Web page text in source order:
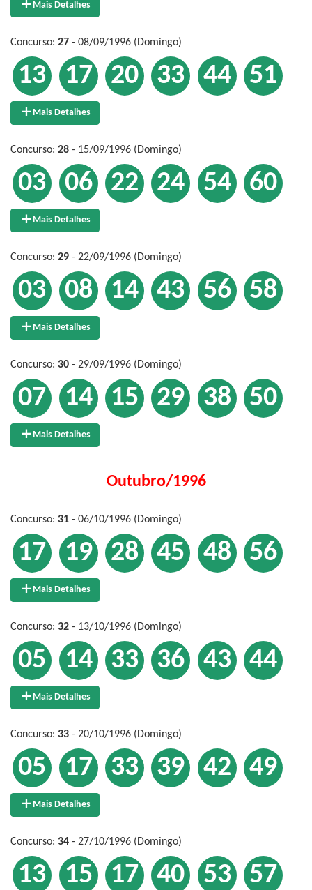
Mais Detalhes
Concurso: 27 - 08/09/1996 (Domingo)
13 17 20 33 44 51
Mais Detalhes
Concurso: 28 - 15/09/1996 (Domingo)
03 06 22 24 54 60
Mais Detalhes
Concurso: 29 - 22/09/1996 (Domingo)
03 08 14 43 56 58
Mais Detalhes
Concurso: 30 - 29/09/1996 (Domingo)
07 14 15 29 38 50
Mais Detalhes
Outubro/1996
Concurso: 31 - 06/10/1996 (Domingo)
17 19 28 45 48 56
Mais Detalhes
Concurso: 32 - 13/10/1996 (Domingo)
05 14 33 36 43 44
Mais Detalhes
Concurso: 33 - 20/10/1996 (Domingo)
05 17 33 39 42 49
Mais Detalhes
Concurso: 34 - 27/10/1996 (Domingo)
13 15 17 40 53 57